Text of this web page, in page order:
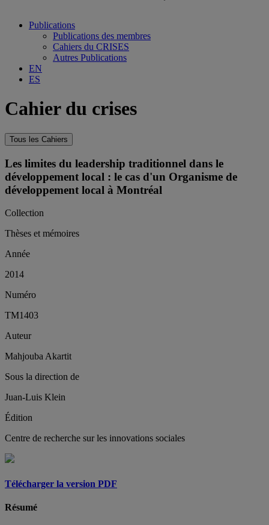
Publications
Publications des membres
Cahiers du CRISES
Autres Publications
EN
ES
Cahier du crises
Tous les Cahiers
Les limites du leadership traditionnel dans le
développement local : le cas d'un Organisme de
développement local à Montréal
Collection
Thèses et mémoires
Année
2014
Numéro
TM1403
Auteur
Mahjouba Akartit
Sous la direction de
Juan-Luis Klein
Édition
Centre de recherche sur les innovations sociales
Télécharger la version PDF
Résumé